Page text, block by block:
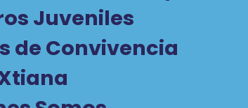
Juveniles
de Convivencia